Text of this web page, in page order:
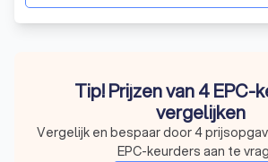
Tip! Prijzen van 4 EPC-
vergelijken
Vergelijk en bespaar door 4
EPC-keurders aan te